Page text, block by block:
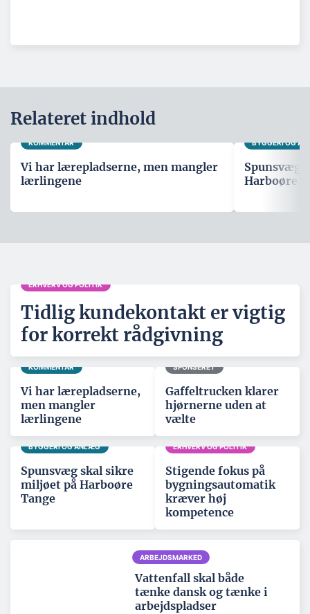
Relateret indhold
KOMMENTAR
Vi har lærepladserne, men mangler
lærlingene
BYGGERI OG
Spunsvæg
Harboøre
ERHVERV OG POLITIK
Tidlig kundekontakt er vigtig
for korrekt rådgivning
KOMMENTAR
Vi har lærepladserne,
men mangler
lærlingene
SPONSERET
Gaffeltrucken klarer
hjørnerne uden at
vælte
BYGGERI OG ANLÆG
Spunsvæg skal sikre
miljøet på Harboøre
Tange
ERHVERV OG POLITIK
Stigende fokus på
bygningsautomatik
kræver høj
kompetence
ARBEJDSMARKED
Vattenfall skal både
tænke dansk og tænke i
arbejdspladser